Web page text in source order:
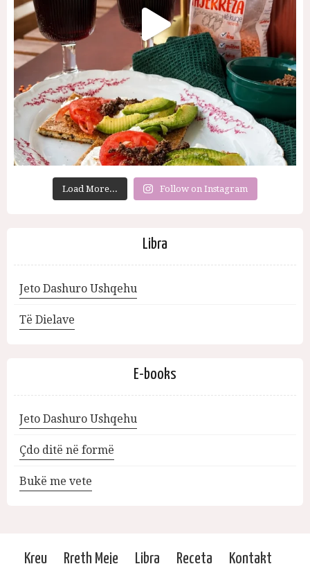
Load More... Follow on Instagram
Libra
Jeto Dashuro Ushqehu
Të Dielave
E-books
Jeto Dashuro Ushqehu
Çdo ditë në formë
Bukë me vete
Kreu Rreth Meje Libra Receta Kontakt